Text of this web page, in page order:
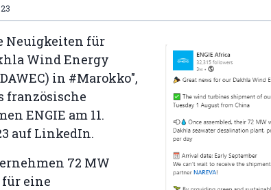
Neuigkeiten für
Wind Energy
in #Marokko",
französische
ENGIE am 11.
auf LinkedIn.
72 MW
eine